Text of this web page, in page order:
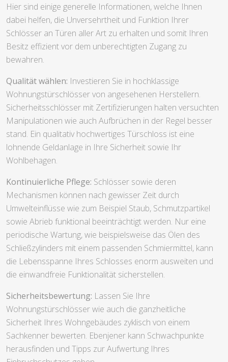
Hier sind einige generelle Informationen, welche Ihnen
dabei helfen, die Unversehrtheit und Funktion Ihrer
Schlösser an Türen aller Art zu erhalten und somit Ihren
Besitz effizient vor dem unberechtigten Zugang zu
bewahren.
Qualität wählen: Investieren Sie in hochklassige
Wohnungstürschlösser von angesehenen Herstellern.
Sicherheitsschlösser mit Zertifizierungen halten versuchten
Manipulationen wie auch Aufbrüchen in der Regel besser
stand. Ein qualitativ hochwertiges Türschloss ist eine
lohnende Geldanlage in Ihre Sicherheit sowie Ihr
Wohlbehagen.
Kontinuierliche Pflege: Schlösser sowie deren
Mechanismen können nach gewisser Zeit durch
Umwelteinflüsse wie zum Beispiel Staub, Schmutzpartikel
sowie Abrieb funktional beeinträchtigt werden. Nur eine
periodische Wartung, wie beispielsweise das Ölen des
Schließzylinders mit einem passenden Schmiermittel, kann
die Lebensspanne Ihres Schlosses enorm ausweiten und
die einwandfreie Funktionalität sicherstellen.
Sicherheitsbewertung: Lassen Sie Ihre
Wohnungstürschlösser wie auch die ganzheitliche
Sicherheit Ihres Wohngebäudes zyklisch von einem
Sachkenner bewerten. Ebenjener kann Schwachpunkte
herausfinden und Tipps zur Aufwertung Ihres